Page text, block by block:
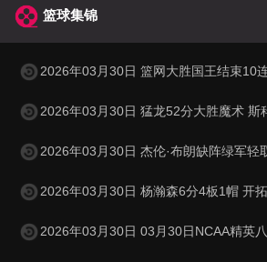
篮球集锦
2026年03月30日 篮网大胜国王结束10连败 特拉奥雷17+6
2026年03月30日 猛龙52分大胜魔术 斯科蒂·巴恩斯28分钟
2026年03月30日 杰伦·布朗缺阵绿军轻取黄蜂 塔图姆32+5+8
2026年03月30日 杨瀚森6分4板1帽 开拓者轻取奇才 阿夫迪亚
2026年03月30日 03月30日NCAA精英八强 康涅狄格73 -